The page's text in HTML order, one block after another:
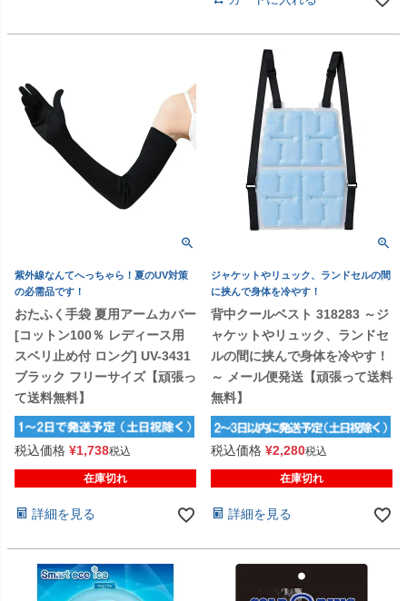
紫外線なんてへっちゃら！夏のUV対策
の必需品です！
おたふく手袋 夏用アームカバー
[コットン100％ レディース用
スベリ止め付 ロング] UV-3431
ブラック フリーサイズ【頑張っ
て送料無料】
税込価格 ¥1,738税込
在庫切れ
詳細を見る
ジャケットやリュック、ランドセルの間
に挟んで身体を冷やす！
背中クールベスト 318283 ～ジ
ャケットやリュック、ランドセ
ルの間に挟んで身体を冷やす！
～ メール便発送【頑張って送料
無料】
税込価格 ¥2,280税込
在庫切れ
詳細を見る